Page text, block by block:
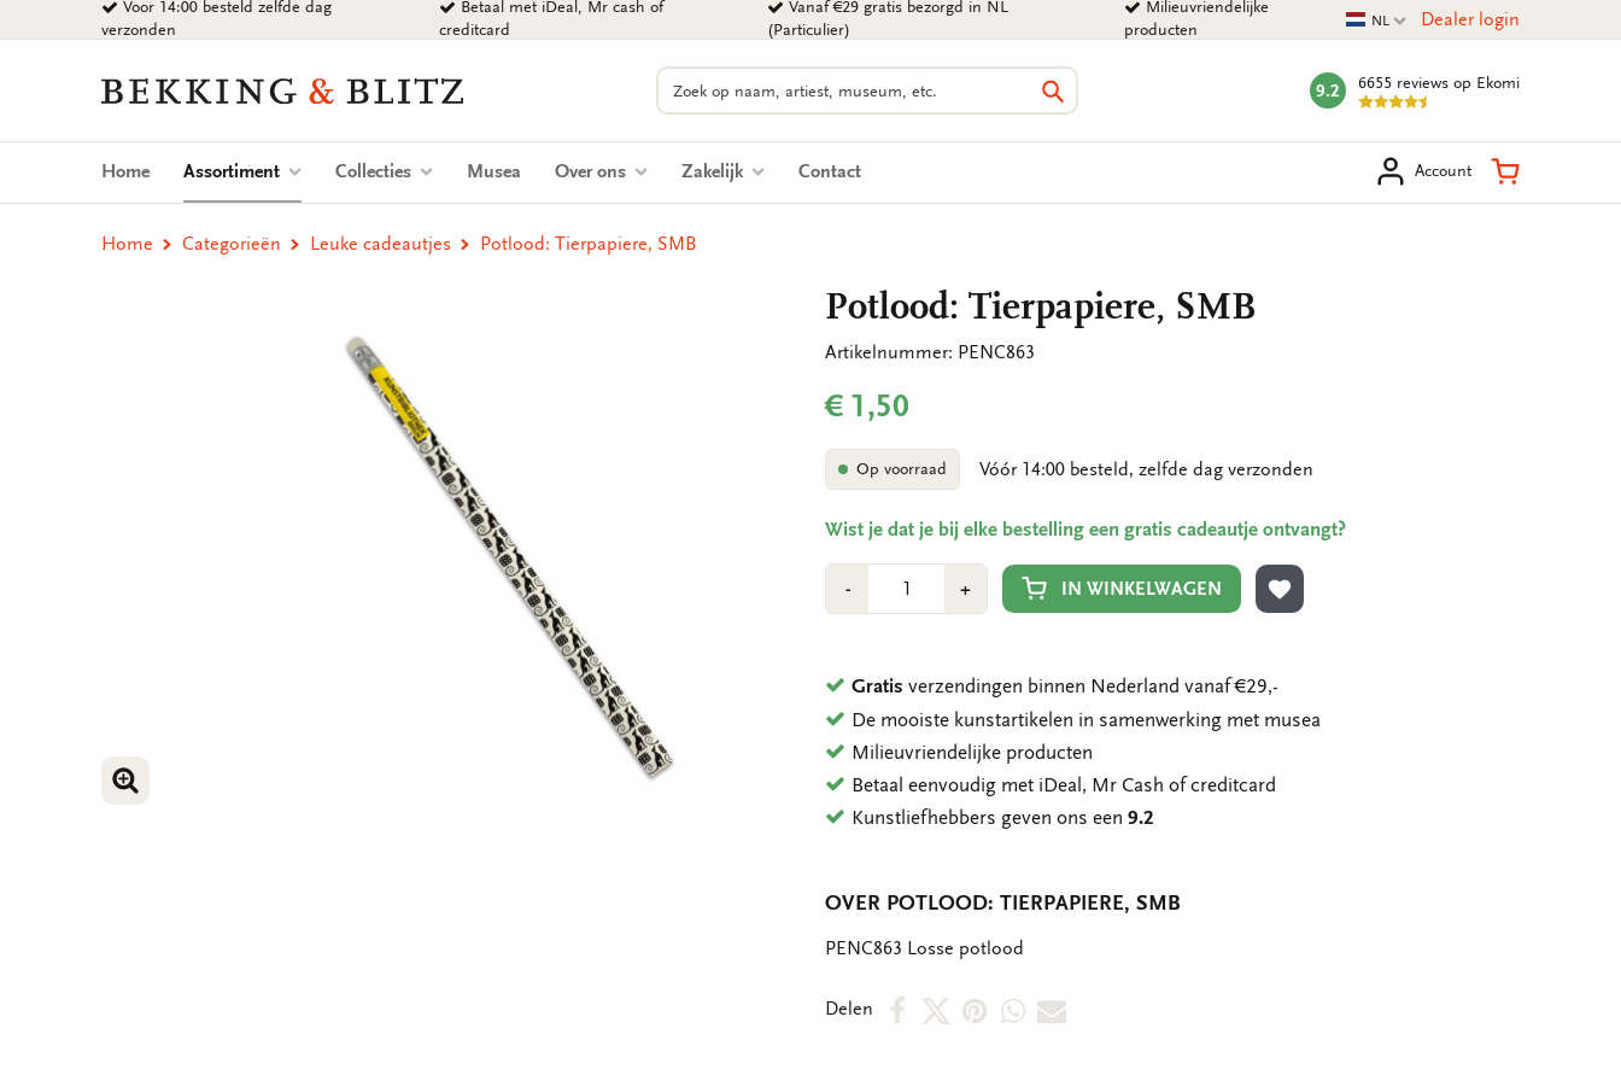
naar
Voor 14:00 besteld zelfde dag
verzonden
Betaal met iDeal, Mr cash of
creditcard
Vanaf €29 gratis bezorgd in NL
(Particulier)
Milieuvriendelijke
producten
Huidige taal
NL Dealer login
Bekking
Blitz
Uitgevers
Zoeken
Zoeken
mark:
9.2 6655 reviews op Ekomi
Home Assortiment (current)Collecties Musea Over ons Zakelijk Contact Account Winkelmand
Home Categorieën Leuke cadeautjes Potlood: Tierpapiere, SMB
VERGROOT AFBEELDING
Potlood: Tierpapiere, SMB
Artikelnummer: PENC863
€ 1,50
Op voorraad Vóór 14:00 besteld, zelfde dag verzonden
Wist je dat je bij elke bestelling een gratis cadeautje ontvangt?
-Min
1
+Plus
1
IN WINKELWAGEN
TOEVOEGEN AAN VERLANGLIJST
Gratis verzendingen binnen Nederland vanaf €29,-
De mooiste kunstartikelen in samenwerking met musea
Milieuvriendelijke producten
Betaal eenvoudig met iDeal, Mr Cash of creditcard
Kunstliefhebbers geven ons een9.2
OVER POTLOOD: TIERPAPIERE, SMB
OMSCHRIJVING
PENC863 Losse potlood
Delen
DeelDeelDeelDeelDeel